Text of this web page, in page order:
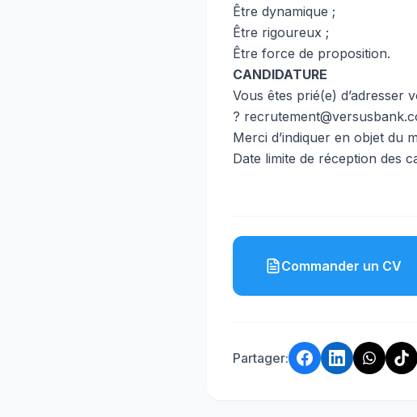
Être dynamique ;
Être rigoureux ;
Être force de proposition.
CANDIDATURE
Vous êtes prié(e) d’adresser
?
Merci d’indiquer en objet du
Date limite de réception des
Commander un CV
Partager: